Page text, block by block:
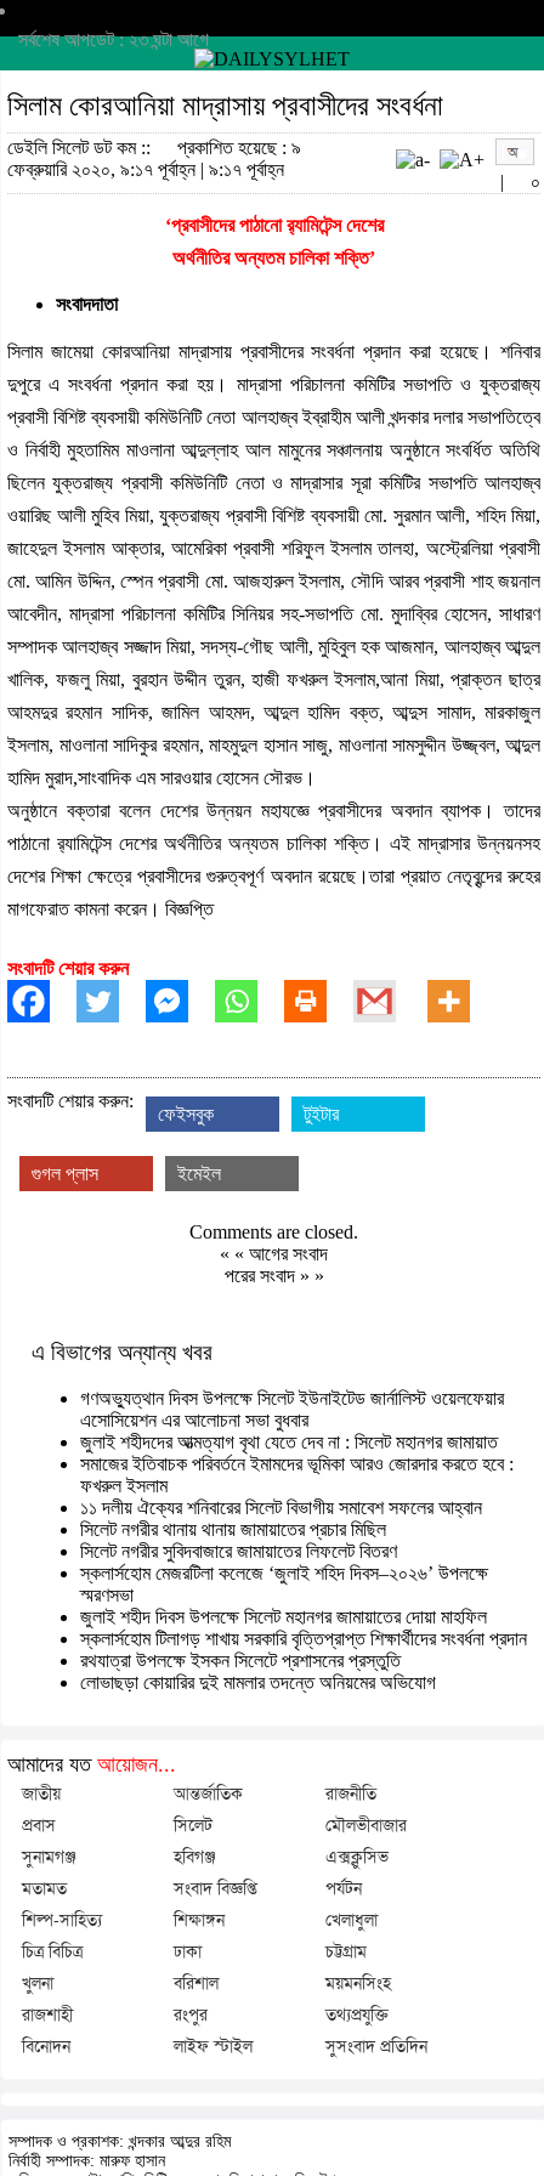
সর্বশেষ আপডেট : ২৩ ঘন্টা আগে
সিলাম কোরআনিয়া মাদ্রাসায় প্রবাসীদের সংবর্ধনা
ডেইলি সিলেট ডট কম ::
প্রকাশিত হয়েছে : ৯
ফেব্রুয়ারি ২০২০, ৯:১৭ পূর্বাহ্ন | ৯:১৭ পূর্বাহ্ন
| ০
‘প্রবাসীদের পাঠানো র‌্যামিটেন্স দেশের
অর্থনীতির অন্যতম চালিকা শক্তি’
সংবাদদাতা
সিলাম জামেয়া কোরআনিয়া মাদ্রাসায় প্রবাসীদের সংবর্ধনা প্রদান করা হয়েছে। শনিবার
দুপুরে এ সংবর্ধনা প্রদান করা হয়। মাদ্রাসা পরিচালনা কমিটির সভাপতি ও যুক্তরাজ্য
প্রবাসী বিশিষ্ট ব্যবসায়ী কমিউনিটি নেতা আলহাজ্ব ইব্রাহীম আলী খন্দকার দলার সভাপতিত্বে
ও নির্বাহী মুহতামিম মাওলানা আব্দুল্লাহ আল মামুনের সঞ্চালনায় অনুষ্ঠানে সংবর্ধিত অতিথি
ছিলেন যুক্তরাজ্য প্রবাসী কমিউনিটি নেতা ও মাদ্রাসার সূরা কমিটির সভাপতি আলহাজ্ব
ওয়ারিছ আলী মুহিব মিয়া, যুক্তরাজ্য প্রবাসী বিশিষ্ট ব্যবসায়ী মো. সুরমান আলী, শহিদ মিয়া,
জাহেদুল ইসলাম আক্তার, আমেরিকা প্রবাসী শরিফুল ইসলাম তালহা, অস্ট্রেলিয়া প্রবাসী
মো. আমিন উদ্দিন, স্পেন প্রবাসী মো. আজহারুল ইসলাম, সৌদি আরব প্রবাসী শাহ জয়নাল
আবেদীন, মাদ্রাসা পরিচালনা কমিটির সিনিয়র সহ-সভাপতি মো. মুদাব্বির হোসেন, সাধারণ
সম্পাদক আলহাজ্ব সজ্জাদ মিয়া, সদস্য-গৌছ আলী, মুহিবুল হক আজমান, আলহাজ্ব আব্দুল
খালিক, ফজলু মিয়া, বুরহান উদ্দীন তুরন, হাজী ফখরুল ইসলাম,আনা মিয়া, প্রাক্তন ছাত্র
আহমদুর রহমান সাদিক, জামিল আহমদ, আব্দুল হামিদ বক্ত, আব্দুস সামাদ, মারকাজুল
ইসলাম, মাওলানা সাদিকুর রহমান, মাহমুদুল হাসান সাজু, মাওলানা সামসুদ্দীন উজ্জ্বল, আব্দুল
হামিদ মুরাদ,সাংবাদিক এম সারওয়ার হোসেন সৌরভ।
অনুষ্ঠানে বক্তারা বলেন দেশের উন্নয়ন মহাযজ্ঞে প্রবাসীদের অবদান ব্যাপক। তাদের
পাঠানো র‌্যামিটেন্স দেশের অর্থনীতির অন্যতম চালিকা শক্তি। এই মাদ্রাসার উন্নয়নসহ
দেশের শিক্ষা ক্ষেত্রে প্রবাসীদের গুরুত্বপূর্ণ অবদান রয়েছে।তারা প্রয়াত নেতৃবৃন্দের রুহের
মাগফেরাত কামনা করেন। বিজ্ঞপ্তি
সংবাদটি শেয়ার করুন
সংবাদটি শেয়ার করুন:
ফেইসবুক টুইটার
গুগল প্লাস ইমেইল
Comments are closed.
« «আগের সংবাদ
পরের সংবাদ » »
এ বিভাগের অন্যান্য খবর
গণঅভ্যুত্থান দিবস উপলক্ষে সিলেট ইউনাইটেড জার্নালিস্ট ওয়েলফেয়ার
এসোসিয়েশন এর আলোচনা সভা বুধবার
জুলাই শহীদদের আত্মত্যাগ বৃথা যেতে দেব না : সিলেট মহানগর জামায়াত
সমাজের ইতিবাচক পরিবর্তনে ইমামদের ভূমিকা আরও জোরদার করতে হবে :
ফখরুল ইসলাম
১১ দলীয় ঐক্যের শনিবারের সিলেট বিভাগীয় সমাবেশ সফলের আহ্বান
সিলেট নগরীর থানায় থানায় জামায়াতের প্রচার মিছিল
সিলেট নগরীর সুবিদবাজারে জামায়াতের লিফলেট বিতরণ
স্কলার্সহোম মেজরটিলা কলেজে ‘জুলাই শহিদ দিবস–২০২৬’ উপলক্ষে
স্মরণসভা
জুলাই শহীদ দিবস উপলক্ষে সিলেট মহানগর জামায়াতের দোয়া মাহফিল
স্কলার্সহোম টিলাগড় শাখায় সরকারি বৃত্তিপ্রাপ্ত শিক্ষার্থীদের সংবর্ধনা প্রদান
রথযাত্রা উপলক্ষে ইসকন সিলেটে প্রশাসনের প্রস্তুতি
লোভাছড়া কোয়ারির দুই মামলার তদন্তে অনিয়মের অভিযোগ
আমাদের যত আয়োজন...
জাতীয় আন্তর্জাতিক
রাজনীতি
প্রবাস
সিলেট
মৌলভীবাজার
সুনামগঞ্জ
হবিগঞ্জ
এক্সক্লুসিভ
মতামত
সংবাদ বিজ্ঞপ্তি
পর্যটন
শিল্প-সাহিত্য
শিক্ষাঙ্গন
খেলাধুলা
চিত্র বিচিত্র
ঢাকা
চট্টগ্রাম
খুলনা
বরিশাল
ময়মনসিংহ
রাজশাহী
রংপুর
তথ্যপ্রযুক্তি
বিনোদন
লাইফ স্টাইল সুসংবাদ প্রতিদিন
সম্পাদক ও প্রকাশক: খন্দকার আব্দুর রহিম
নির্বাহী সম্পাদক: মারুফ হাসান